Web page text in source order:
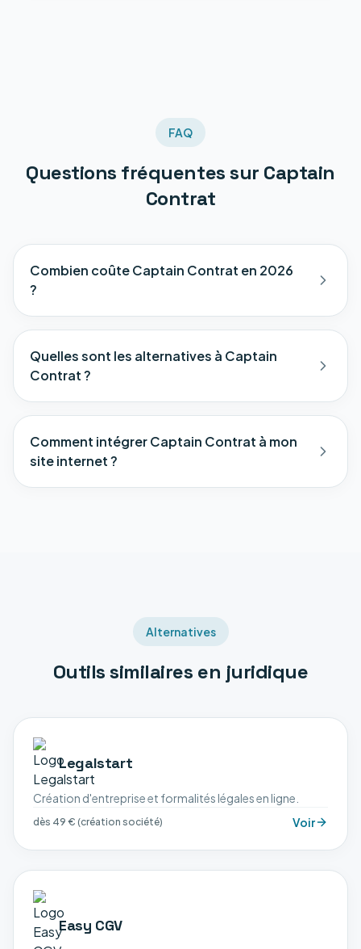
FAQ
Questions fréquentes sur Captain
Contrat
Combien coûte Captain Contrat en 2026
?
Quelles sont les alternatives à Captain
Contrat ?
Comment intégrer Captain Contrat à mon
site internet ?
Alternatives
Outils similaires en juridique
Legalstart
Création d'entreprise et formalités légales en ligne.
dès 49 € (création société) Voir
Easy CGV